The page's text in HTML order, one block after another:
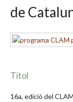
de
Títol
16a, edició del